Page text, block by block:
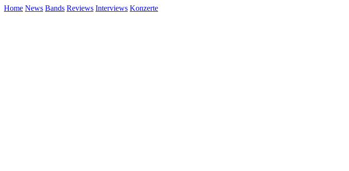
Home News Bands Reviews Interviews Konzerte